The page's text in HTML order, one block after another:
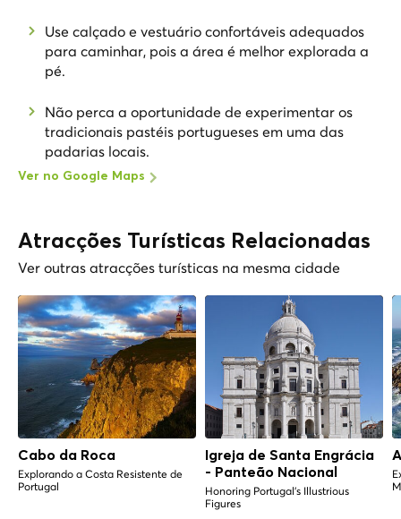
Use calçado e vestuário confortáveis adequados
para caminhar, pois a área é melhor explorada a
pé.
Não perca a oportunidade de experimentar os
tradicionais pastéis portugueses em uma das
padarias locais.
Ver no Google Maps
Atracções Turísticas Relacionadas
Ver outras atracções turísticas na mesma cidade
Cabo da Roca
Explorando a Costa Resistente de
Portugal
Igreja de Santa Engrácia
- Panteão Nacional
Honoring Portugal's Illustrious
Figures